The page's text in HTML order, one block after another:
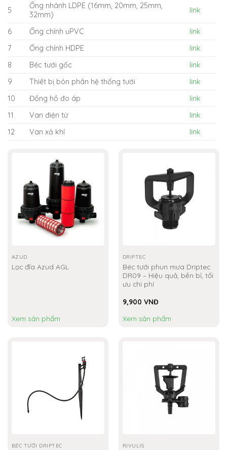
5
Ống nhánh LDPE (16mm, 20mm, 25mm,
32mm)
link
6 Ống chính uPVC
link
7
Ống chính HDPE
link
8
Béc tưới gốc
link
9
Thiết bị bón phân hệ thống tưới
link
10
Đồng hồ đo áp
link
11
Van điện từ
link
12
Van xả khí link
AZUD
Lọc đĩa Azud AGL
Xem sản phẩm
DRIPTEC
Béc tưới phun mưa Driptec
DR09 – Hiệu quả, bền bỉ, tối
ưu chi phí
9,900 VNĐ
Xem sản phẩm
BÉC TƯỚI DRIPTEC RIVULIS